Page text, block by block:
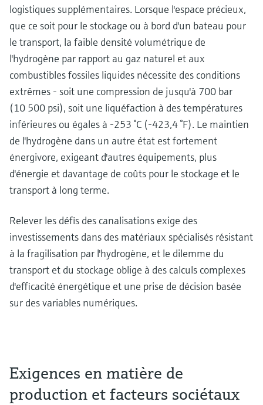
logistiques supplémentaires. Lorsque l'espace précieux,
que ce soit pour le stockage ou à bord d'un bateau pour
le transport, la faible densité volumétrique de
l'hydrogène par rapport au gaz naturel et aux
combustibles fossiles liquides nécessite des conditions
extrêmes - soit une compression de jusqu'à 700 bar
(10 500 psi), soit une liquéfaction à des températures
inférieures ou égales à -253 °C (-423,4 °F). Le maintien
de l'hydrogène dans un autre état est fortement
énergivore, exigeant d'autres équipements, plus
d'énergie et davantage de coûts pour le stockage et le
transport à long terme.
Relever les défis des canalisations exige des
investissements dans des matériaux spécialisés résistant
à la fragilisation par l'hydrogène, et le dilemme du
transport et du stockage oblige à des calculs complexes
d'efficacité énergétique et une prise de décision basée
sur des variables numériques.
Exigences en matière de
production et facteurs sociétaux